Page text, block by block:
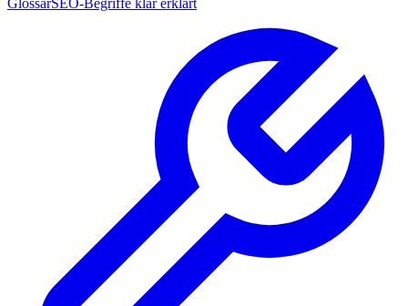
GlossarSEO-Begriffe klar erklärt